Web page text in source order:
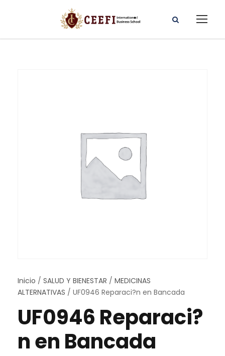
Inicio / SALUD Y BIENESTAR / MEDICINAS
ALTERNATIVAS / UF0946 Reparaci?n en Bancada
UF0946 Reparaci?
n en Bancada